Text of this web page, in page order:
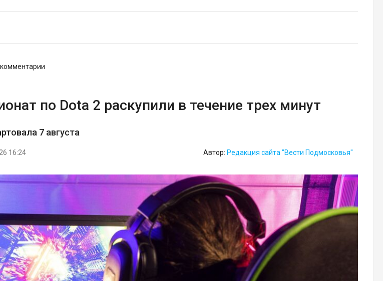
по Dota 2 раскупили в течение трех минут
7 августа
16:24 Автор: Редакция сайта "Вести Подмосковья"